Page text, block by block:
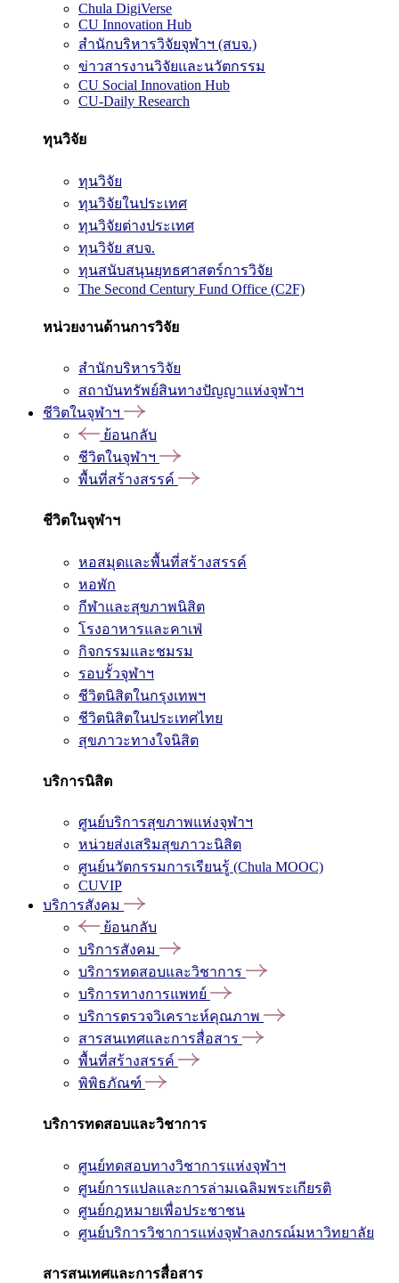
Chula DigiVerse
CU Innovation Hub
สำนักบริหารวิจัยจุฬาฯ (สบจ.)
ข่าวสารงานวิจัยและนวัตกรรม
CU Social Innovation Hub
CU-Daily Research
ทุนวิจัย
ทุนวิจัย
ทุนวิจัยในประเทศ
ทุนวิจัยต่างประเทศ
ทุนวิจัย สบจ.
ทุนสนับสนุนยุทธศาสตร์การวิจัย
The Second Century Fund Office (C2F)
หน่วยงานด้านการวิจัย
สำนักบริหารวิจัย
สถาบันทรัพย์สินทางปัญญาแห่งจุฬาฯ
ชีวิตในจุฬาฯ
ย้อนกลับ
ชีวิตในจุฬาฯ
พื้นที่สร้างสรรค์
ชีวิตในจุฬาฯ
หอสมุดและพื้นที่สร้างสรรค์
หอพัก
กีฬาและสุขภาพนิสิต
โรงอาหารและคาเฟ่
กิจกรรมและชมรม
รอบรั้วจุฬาฯ
ชีวิตนิสิตในกรุงเทพฯ
ชีวิตนิสิตในประเทศไทย
สุขภาวะทางใจนิสิต
บริการนิสิต
ศูนย์บริการสุขภาพแห่งจุฬาฯ
หน่วยส่งเสริมสุขภาวะนิสิต
ศูนย์นวัตกรรมการเรียนรู้ (Chula MOOC)
CUVIP
บริการสังคม
ย้อนกลับ
บริการสังคม
บริการทดสอบและวิชาการ
บริการทางการแพทย์
บริการตรวจวิเคราะห์คุณภาพ
สารสนเทศและการสื่อสาร
พื้นที่สร้างสรรค์
พิพิธภัณฑ์
บริการทดสอบและวิชาการ
ศูนย์ทดสอบทางวิชาการแห่งจุฬาฯ
ศูนย์การแปลและการล่ามเฉลิมพระเกียรติ
ศูนย์กฎหมายเพื่อประชาชน
ศูนย์บริการวิชาการแห่งจุฬาลงกรณ์มหาวิทยาลัย
สารสนเทศและการสื่อสาร